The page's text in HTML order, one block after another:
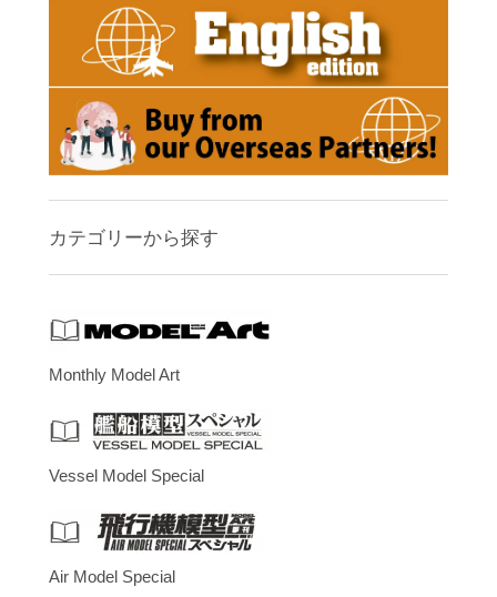
カテゴリーから探す
Monthly Model Art
Vessel Model Special
Air Model Special